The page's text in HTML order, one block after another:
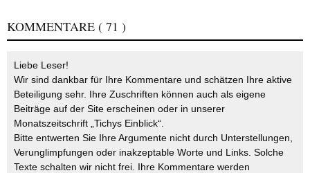
KOMMENTARE ( 71 )
Liebe Leser!
Wir sind dankbar für Ihre Kommentare und schätzen Ihre aktive
Beteiligung sehr. Ihre Zuschriften können auch als eigene
Beiträge auf der Site erscheinen oder in unserer
Monatszeitschrift „Tichys Einblick“.
Bitte entwerten Sie Ihre Argumente nicht durch Unterstellungen,
Verunglimpfungen oder inakzeptable Worte und Links. Solche
Texte schalten wir nicht frei. Ihre Kommentare werden